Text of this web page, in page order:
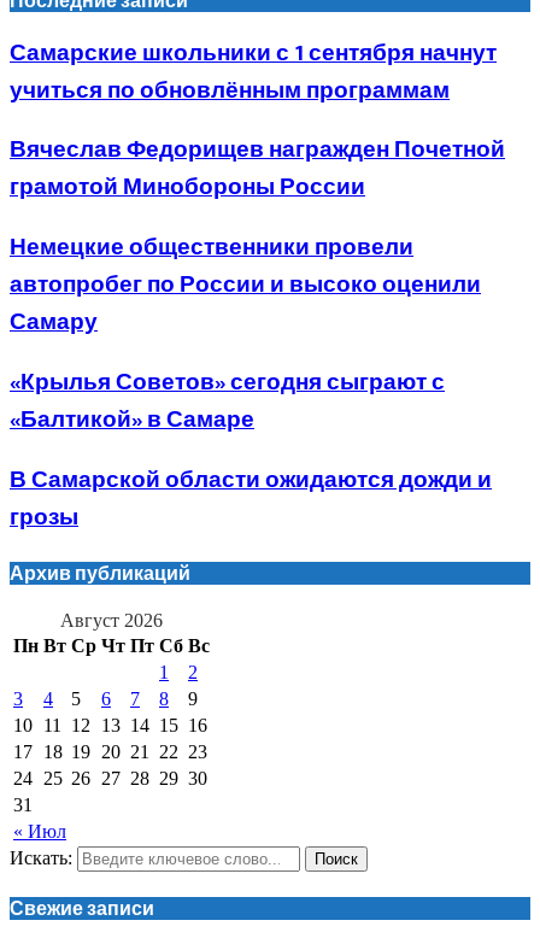
Самарские школьники с 1 сентября начнут
учиться по обновлённым программам
Вячеслав Федорищев награжден Почетной
грамотой Минобороны России
Немецкие общественники провели
автопробег по России и высоко оценили
Самару
«Крылья Советов» сегодня сыграют с
«Балтикой» в Самаре
В Самарской области ожидаются дожди и
грозы
Архив публикаций
Август 2026
Пн Вт Ср Чт Пт Сб Вс
« Июл
1
2
3
4 5 6 7 8
9
10 11 12 13 14 15 16
17 18 19 20 21 22 23
24 25 26 27 28 29 30
31
Искать: Поиск
Свежие записи